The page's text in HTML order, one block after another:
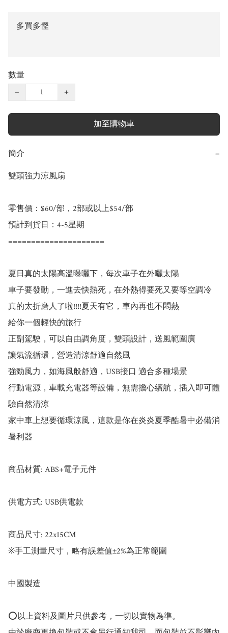
多買多慳
數量
−
+
加至購物車
簡介 −
雙頭強力涼風扇
零售價：$60/部，2部或以上$54/部
預計到貨日：4-5星期
=====================
夏日真的太陽高溫曝曬下，每次車子在外曬太陽
車子要發動，一進去快熱死，在外熱得要死又要等空調冷
真的太折磨人了啦!!!!夏天有它，車內再也不悶熱
給你一個輕快的旅行
正副駕駛，可以自由調角度，雙頭設計，送風範圍廣
讓氣流循環，營造清涼舒適自然風
強勁風力，如海風般舒適，USB接口 適合多種場景
行動電源，車載充電器等設備，無需擔心續航，插入即可體
驗自然清涼
家中車上想要循環涼風，這款是你在炎炎夏季酷暑中必備消
暑利器
商品材質: ABS+電子元件
供電方式: USB供電款
商品尺寸: 22x15CM
※手工測量尺寸，略有誤差值±2%為正常範圍
中國製造
⭕以上資料及圖片只供參考，一切以實物為準。